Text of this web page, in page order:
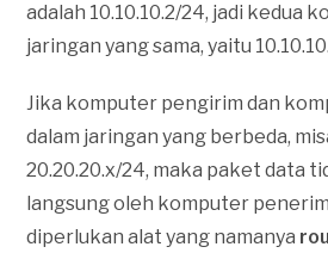
adalah 10.10.10.2/24, jadi kedua
jaringan yang sama, yaitu
Jika komputer pengirim dan
dalam jaringan yang berbeda,
20.20.20.x/24, maka paket data
langsung oleh komputer
diperlukan alat yang namanya